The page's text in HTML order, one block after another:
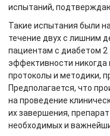
испытаний,
Такие испытания были
течение двух с лишним
пациентам с диабетом 2
эффективности
протоколы и методики,
Предполагается, что
на проведение
их завершения,
необходимых и